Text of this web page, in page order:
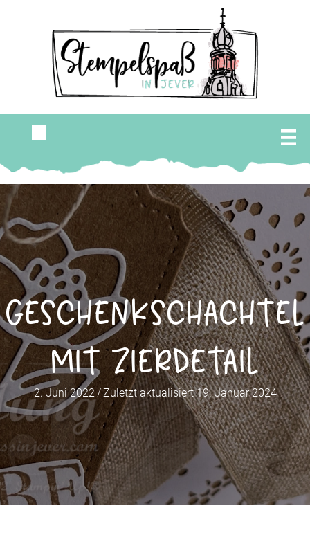
Geschenkschachtel
mit Zierdetail
2. Juni 2022 /Zuletzt aktualisiert 19. Januar 2024